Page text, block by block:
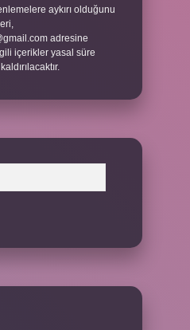
aykırı olduğunu
adresine
içerikler yasal süre